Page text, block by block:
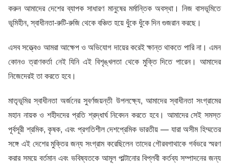
করুন আমাদের দেশের ব্যাপক সাধারণ মানুষের মর্মান্তিক অবস্থা। নিজ বাসভূমিতে
ভূমিহীন, স্বাধীনতা-রুটি-রুজি থেকে বঞ্চিত হয়ে ধুঁকে ধুঁকে দিন গুজরান করছে।
এসব সত্ত্বেও আমরা আক্ষেপ ও অভিযোগ দায়ের করেই ক্ষান্ত থাকতে পারি না। এমন
কোনও ত্রাণকর্তা নেই যিনি এই বিশৃঙ্খলতা থেকে মুক্তি দিতে পারেন। আমাদের
নিজেদেরই তা করতে হবে।
মাতৃভূমির স্বাধীনতা অর্জনের সুবর্ণজয়ন্তী উপলক্ষ্যে, আমাদের স্বাধীনতা সংগ্রামের
মহান নায়ক ও শহীদদের প্রতি শ্রদ্ধার্ঘ নিবেদন করতে হবে। আমাদের সেই সমস্ত
পূর্বসূরী শ্রমিক, কৃষক, এবং প্রগতিশীল দেশপ্রেমিক ভারতীয় — যারা অসীম হিম্মতের
সঙ্গে এই দেশের মুক্তির জন্য সংগ্রাম করেছিলেন তাদের গৌরবগাথাকে গর্বভরে স্মরণ
করার সময়ে বর্তমান এবং ভবিষ্যতকে আমূল পাল্টানোর বিপ্লবী কর্তব্য সম্পাদনের জন্য